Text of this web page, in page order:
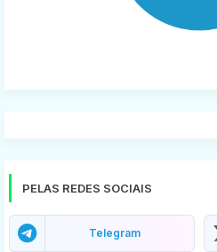
PELAS REDES SOCIAIS
Telegram